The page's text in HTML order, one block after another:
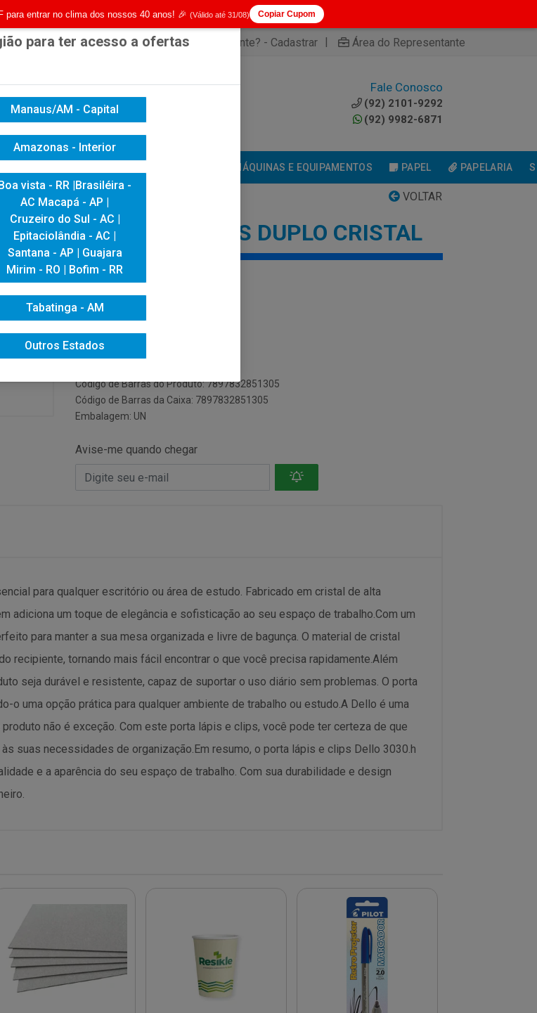
Já é cliente? - Entrar | Não é cliente? - Cadastrar | Área do Representante
Fale Conosco
(92) 2101-9292
(92) 9982-6871
MÁQUINAS E EQUIPAMENTOS PAPEL PAPELARIA
VOLTAR
DUPLO CRISTAL
PORTA CANETAS DUPLO CRISTAL
Produto Esgotado
Código do Fabricante: 3030.H.0012
Código: 3884
Código de Barras do Produto: 7897832851305
Código de Barras da Caixa: 7897832851305
Embalagem: UN
Avise-me quando chegar
para qualquer escritório ou área de estudo. Fabricado em cristal de alta
adiciona um toque de elegância e sofisticação ao seu espaço de trabalho.Com um
para manter a sua mesa organizada e livre de bagunça. O material de cristal
recipiente, tornando mais fácil encontrar o que você precisa rapidamente.Além
seja durável e resistente, capaz de suportar o uso diário sem problemas. O porta
o uma opção prática para qualquer ambiente de trabalho ou estudo.A Dello é uma
não é exceção. Com este porta lápis e clips, você pode ter certeza de que
suas necessidades de organização.Em resumo, o porta lápis e clips Dello 3030.h
e a aparência do seu espaço de trabalho. Com sua durabilidade e design
para ter acesso a ofertas
Manaus/AM - Capital
Amazonas - Interior
vista - RR |Brasiléira -
AC Macapá - AP |
Cruzeiro do Sul - AC |
Epitaciolândia - AC |
Santana - AP | Guajara
Mirim - RO | Bofim - RR
Tabatinga - AM
Outros Estados
para entrar no clima dos nossos 40 anos! 🎉 (Válido até 31/08) Copiar Cupom